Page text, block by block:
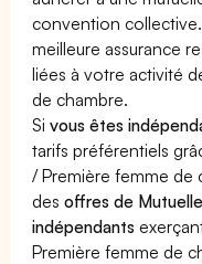
convention
meilleure assurance
liées à votre activité
de chambre.
Sivous êtes
tarifs préférentiels
/ Première femme de
desoffres de
indépendants
Première femme de